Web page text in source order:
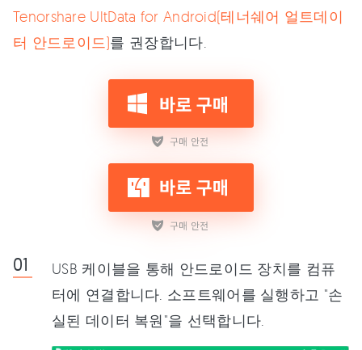
Tenorshare UltData for Android(테너쉐어 얼트데이
터 안드로이드)를 권장합니다.
USB 케이블을 통해 안드로이드 장치를 컴퓨
터에 연결합니다. 소프트웨어를 실행하고 "손
실된 데이터 복원"을 선택합니다.